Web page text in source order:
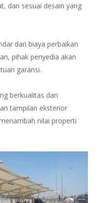
dan sesuai desain yang
dari biaya perbaikan
pihak penyedia akan
garansi.
berkualitas dan
tampilan eksterior
nilai properti